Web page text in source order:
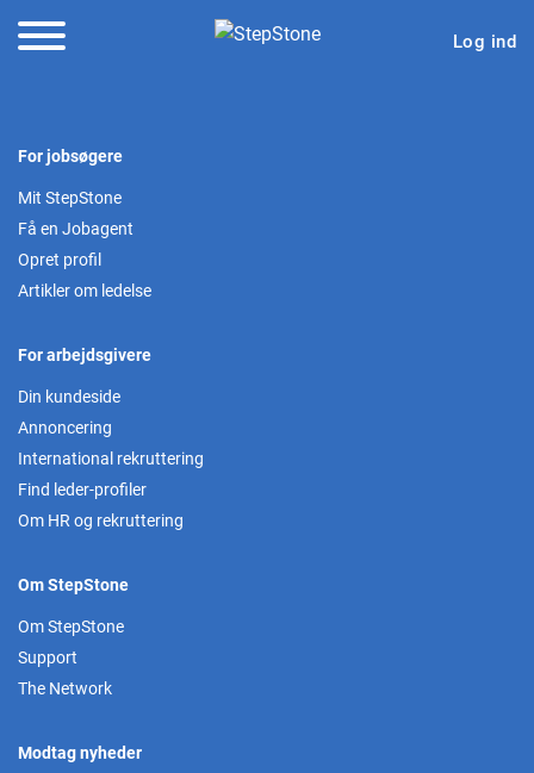
Log ind
For jobsøgere
Mit StepStone
Få en Jobagent
Opret profil
Artikler om ledelse
For arbejdsgivere
Din kundeside
Annoncering
International rekruttering
Find leder-profiler
Om HR og rekruttering
Om StepStone
Om StepStone
Support
The Network
Modtag nyheder